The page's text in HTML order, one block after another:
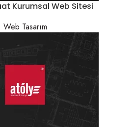
Kurumsal Web Sitesi
Web Tasarım